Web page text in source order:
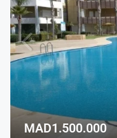
MAD1.500.000